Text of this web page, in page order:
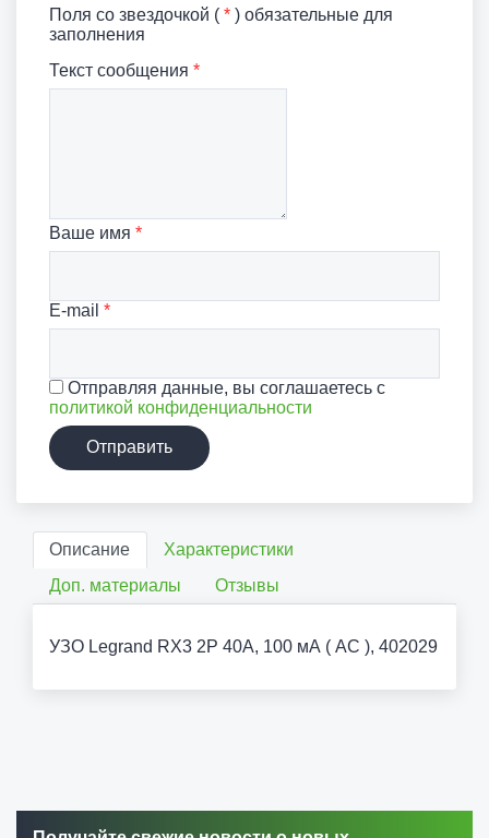
Поля со звездочкой ( * ) обязательные для
заполнения
Текст сообщения *
Ваше имя *
E-mail *
Отправляя данные, вы соглашаетесь с
политикой конфиденциальности
Отправить
Описание
Характеристики
Доп. материалы
Отзывы
УЗО Legrand RX3 2P 40А, 100 мА ( AC ), 402029